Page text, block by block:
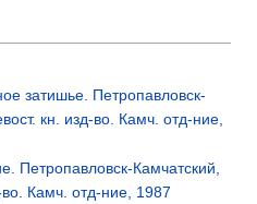
затишье. Петропавловск-
кн. изд-во. Камч. отд-ние,
Петропавловск-Камчатский,
во. Камч. отд-ние, 1987